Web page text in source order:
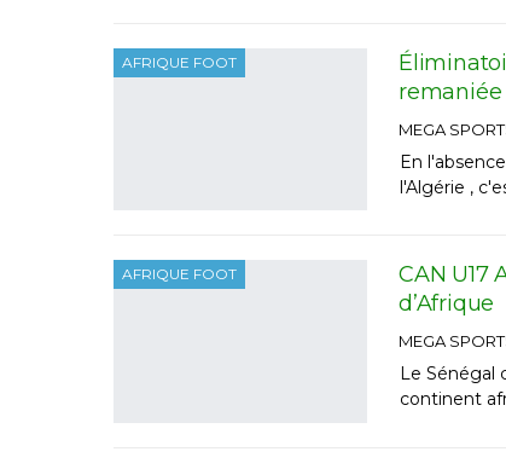
AFRIQUE FOOT
remaniée
En
l'Algérie ,
AFRIQUE FOOT
CAN U17
d’Afrique
Le Sénégal
continent